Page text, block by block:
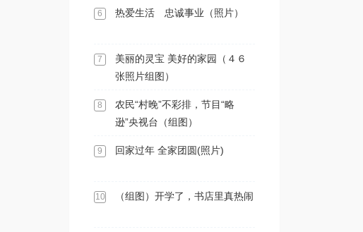
6 热爱生活 忠诚事业（照片）
7
美丽的灵宝 美好的家园（４６
张照片组图）
8
农民“村晚”不彩排，节目“略
逊”央视台（组图）
9 回家过年 全家团圆(照片)
10 （组图）开学了，书店里真热闹